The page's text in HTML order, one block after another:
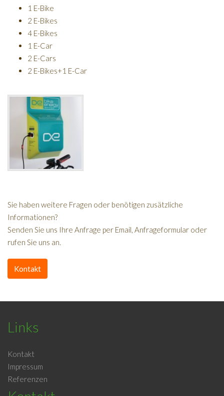
1 E-Bike
2 E-Bikes
4 E-Bikes
1 E-Car
2 E-Cars
2 E-Bikes+1 E-Car
Sie haben weitere Fragen oder benötigen zusätzliche
Informationen?
Senden Sie uns Ihre Anfrage per Email, Anfrageformular oder
rufen Sie uns an.
Kontakt
Links
Kontakt
Impressum
Referenzen